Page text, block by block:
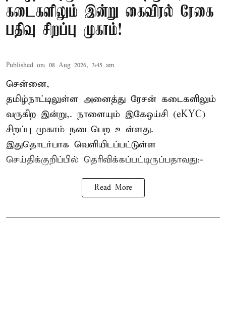
கடைகளிலும் இன்று கைவிரல் ரேகை
பதிவு சிறப்பு முகாம்!
Published on: 08 Aug 2026, 3:45 am
சென்னை,
தமிழ்நாட்டிலுள்ள அனைத்து ரேசன் கடைகளிலும்
வருகிற இன்று,. நாளையும் இகேஒய்சி (eKYC)
சிறப்பு முகாம் நடைபெற உள்ளது.
இதுதொடர்பாக வெளியிடப்பட்டுள்ள
செய்திக்குறிப்பில் தெரிவிக்கப்பட்டிருப்பதாவது:-
Read More